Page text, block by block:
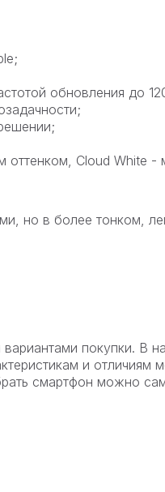
обновления до
Cloud White -
но в более тонком,
покупки. В
и отличиям
смартфон можно